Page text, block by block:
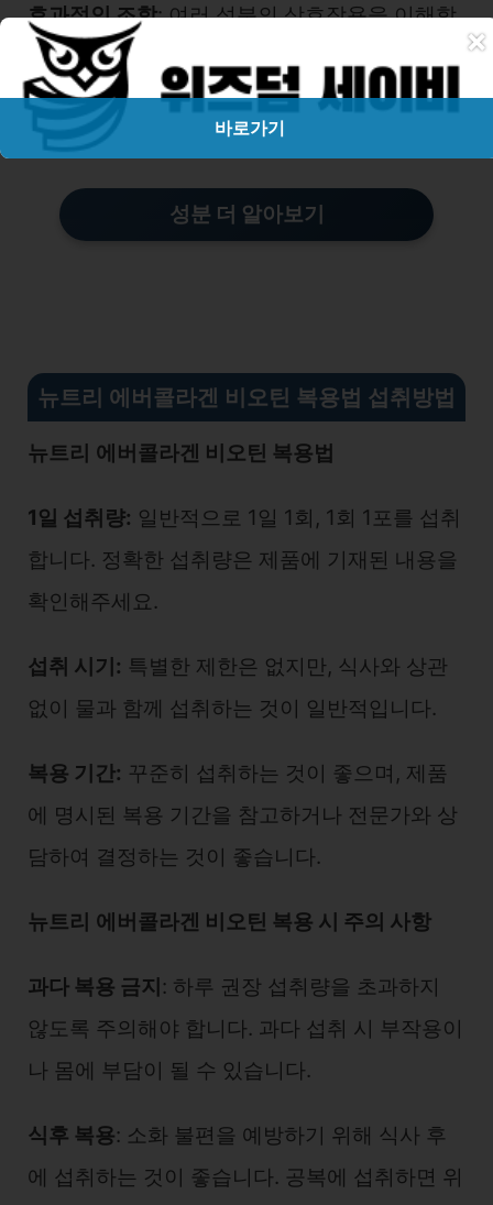
효과적인 조합: 여러 성분의 상호작용을 이해함
으로써 더 효과적인 제품 조합을 선택할 수 있습
니다. 예를 들어, 비타민 C와 콜라겐의 조합은
시너지 효과를 기대할 수 있습니다.
성분 더 알아보기
뉴트리 에버콜라겐 비오틴 복용법 섭취방법
뉴트리 에버콜라겐 비오틴 복용법
1일 섭취량: 일반적으로 1일 1회, 1회 1포를 섭취
합니다. 정확한 섭취량은 제품에 기재된 내용을
확인해주세요.
섭취 시기: 특별한 제한은 없지만, 식사와 상관
없이 물과 함께 섭취하는 것이 일반적입니다.
복용 기간: 꾸준히 섭취하는 것이 좋으며, 제품
에 명시된 복용 기간을 참고하거나 전문가와 상
담하여 결정하는 것이 좋습니다.
뉴트리 에버콜라겐 비오틴 복용 시 주의 사항
과다 복용 금지 : 하루 권장 섭취량을 초과하지
않도록 주의해야 합니다. 과다 섭취 시 부작용이
나 몸에 부담이 될 수 있습니다.
식후 복용: 소화 불편을 예방하기 위해 식사 후
에 섭취하는 것이 좋습니다. 공복에 섭취하면 위
×
바로가기